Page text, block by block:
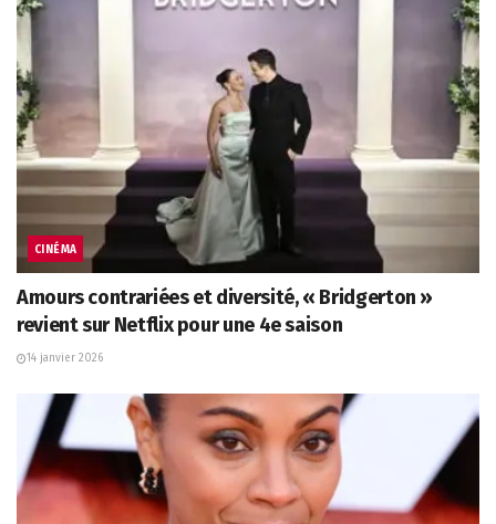
CINÉMA
Amours contrariées et diversité, « Bridgerton »
revient sur Netflix pour une 4e saison
14 janvier 2026